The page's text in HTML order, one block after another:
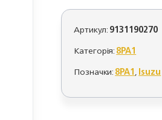
Артикул:9131190270
Категорія:8PA1
Позначки:8PA1,Isuzu